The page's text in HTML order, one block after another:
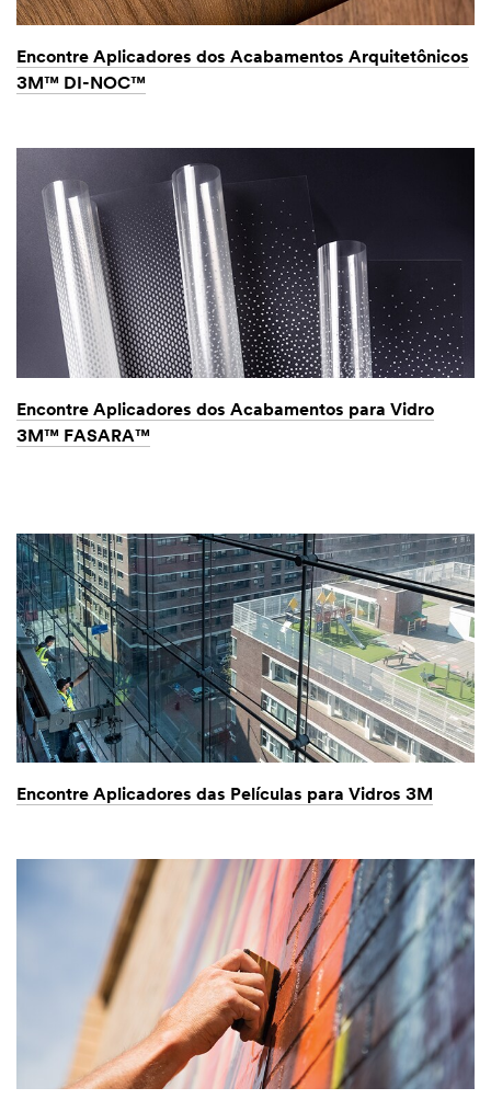
Encontre Aplicadores dos Acabamentos Arquitetônicos
3M™ DI-NOC™
Encontre Aplicadores dos Acabamentos para Vidro
3M™ FASARA™
Encontre Aplicadores das Películas para Vidros 3M